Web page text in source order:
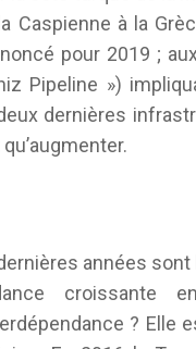
Caspienne à la
pour 2019 ;
Pipeline »)
dernières
années
? Elle